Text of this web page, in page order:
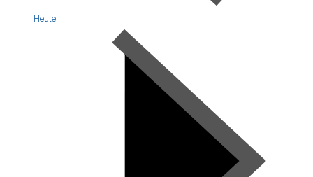
Heute